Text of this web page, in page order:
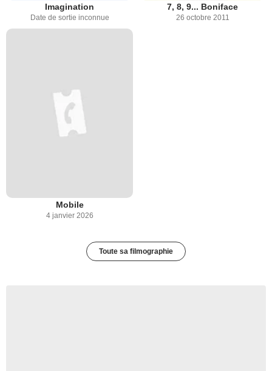
Imagination
Date de sortie inconnue
7, 8, 9... Boniface
26 octobre 2011
Mobile
4 janvier 2026
Toute sa filmographie